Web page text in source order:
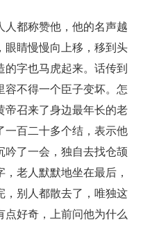
人都称赞他，他的名声越
眼睛慢慢向上移，移到头
字也马虎起来。话传到
容不得一个臣子变坏。怎
帝召来了身边最年长的老
一百二十多个结，表示他
吟了一会，独自去找仓颉
老人默默地坐在最后，
，别人都散去了，唯独这
点好奇，上前问他为什么